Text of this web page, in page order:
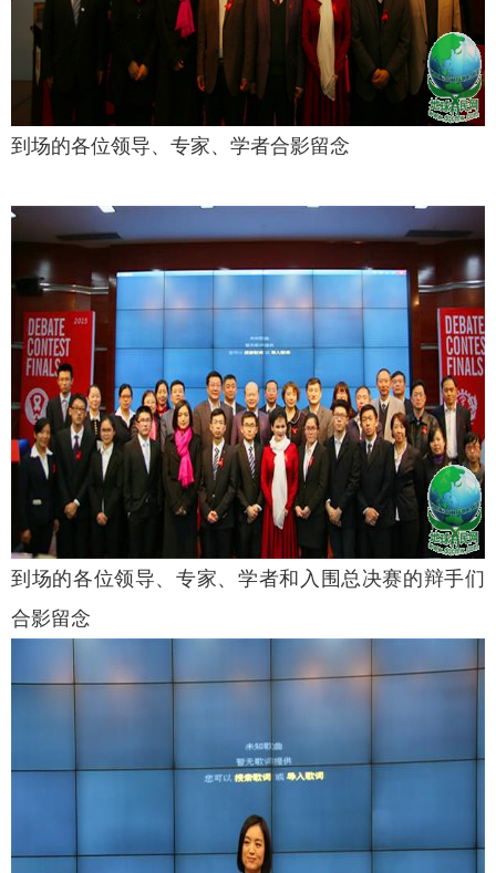
到场的各位领导、专家、学者合影留念
到场的各位领导、专家、学者和入围总决赛的辩手们
合影留念